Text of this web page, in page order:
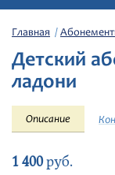
Филармония
Афиша
Фестивали
Абонементы
Главная
Детский
ладони
Описание
1 400руб.